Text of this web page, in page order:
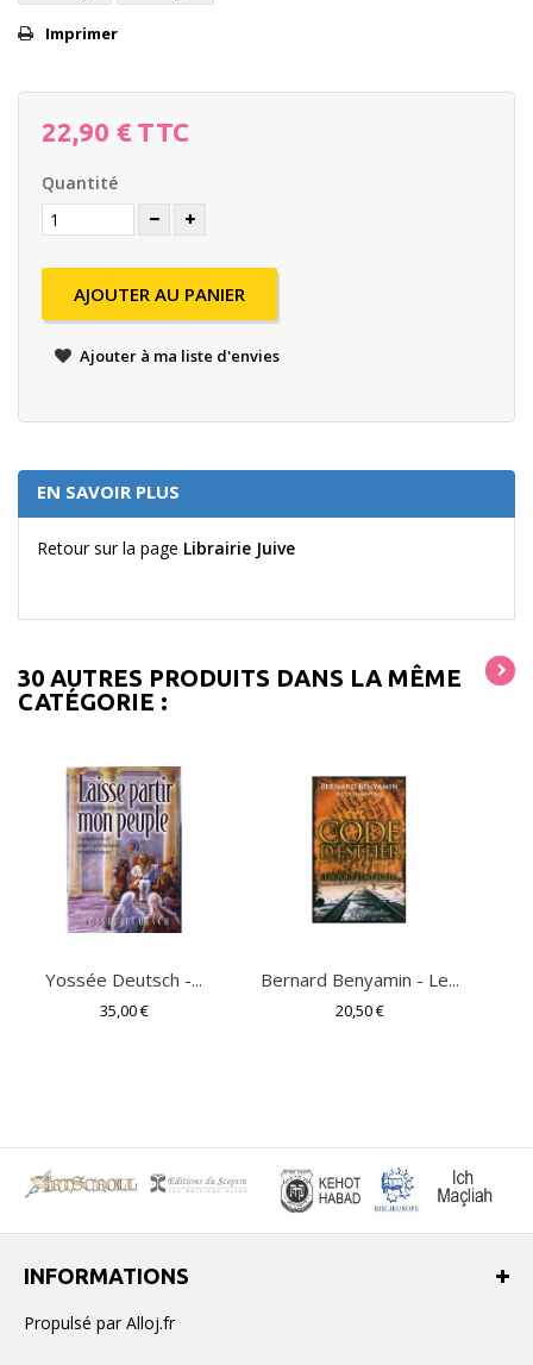
Imprimer
22,90 € TTC
Quantité
AJOUTER AU PANIER
Ajouter à ma liste d'envies
EN SAVOIR PLUS
Retour sur la page Librairie Juive
30 AUTRES PRODUITS DANS LA MÊME
CATÉGORIE :
Yossée Deutsch -...
35,00 €
Bernard Benyamin - Le...
20,50 €
INFORMATIONS
Propulsé par Alloj.fr